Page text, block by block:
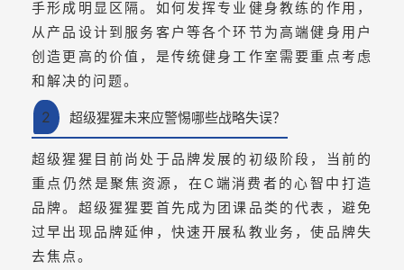
手形成明显区隔。如何发挥专业健身教练的作用，
从产品设计到服务客户等各个环节为高端健身用户
创造更高的价值，是传统健身工作室需要重点考虑
和解决的问题。
2 超级猩猩未来应警惕哪些战略失误？
超级猩猩目前尚处于品牌发展的初级阶段，当前的
重点仍然是聚焦资源，在C端消费者的心智中打造
品牌。超级猩猩要首先成为团课品类的代表，避免
过早出现品牌延伸，快速开展私教业务，使品牌失
去焦点。